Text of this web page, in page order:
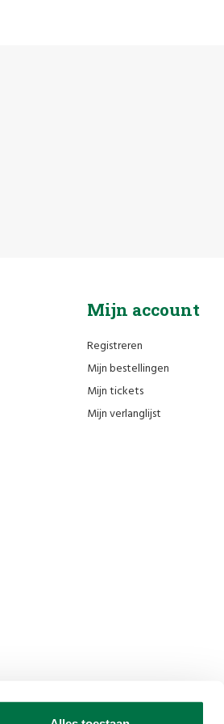
Mijn account
Registreren
Mijn bestellingen
Mijn tickets
Mijn verlanglijst